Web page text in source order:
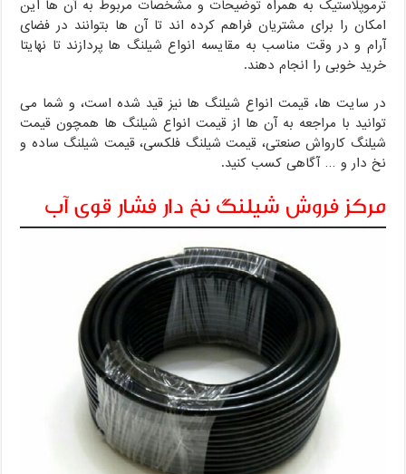
ترموپلاستیک به همراه توضیحات و مشخصات مربوط به آن ها این
امکان را برای مشتریان فراهم کرده اند تا آن ها بتوانند در فضای
آرام و در وقت مناسب به مقایسه انواع شیلنگ ها پردازند تا نهایتا
خرید خوبی را انجام دهند.
در سایت ها، قیمت انواع شیلنگ ها نیز قید شده است، و شما می
توانید با مراجعه به آن ها از قیمت انواع شیلنگ ها همچون قیمت
شیلنگ کارواش صنعتی، قیمت شیلنگ فلکسی، قیمت شیلنگ ساده و
نخ دار و … آگاهی کسب کنید.
مرکز فروش شیلنگ نخ دار فشار قوی آب